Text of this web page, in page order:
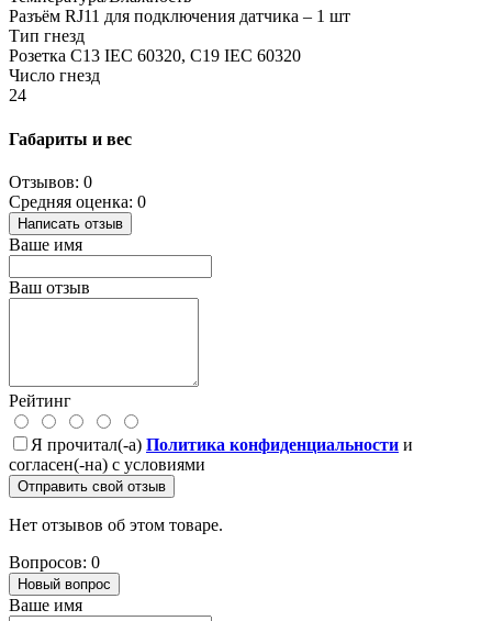
Разъём RJ11 для подключения датчика – 1 шт
Тип гнезд
Розетка C13 IEC 60320, C19 IEC 60320
Число гнезд
24
Габариты и вес
Отзывов: 0
Средняя оценка: 0
Написать отзыв
Ваше имя
Ваш отзыв
Рейтинг
Я прочитал(-а) Политика конфиденциальности и
согласен(-на) с условиями
Отправить свой отзыв
Нет отзывов об этом товаре.
Вопросов: 0
Новый вопрос
Ваше имя